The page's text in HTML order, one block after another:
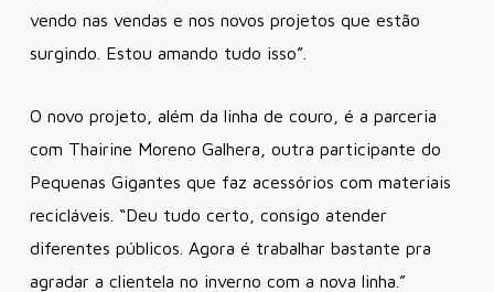
vendo nas vendas e nos novos projetos que estão
surgindo. Estou amando tudo isso”.
O novo projeto, além da linha de couro, é a parceria
com Thairine Moreno Galhera, outra participante do
Pequenas Gigantes que faz acessórios com materiais
recicláveis. “Deu tudo certo, consigo atender
diferentes públicos. Agora é trabalhar bastante pra
agradar a clientela no inverno com a nova linha.”